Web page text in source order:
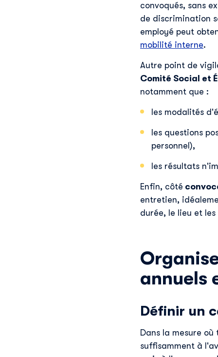
convoqués, sans
de discrimination
employé peut
mobilité interne.
Autre point de
Comité Social et
notamment que :
les modalités
les questions
personnel),
les résultats
Enfin, côté
entretien,
durée, le lieu et
annuels
Définir un
Dans la mesure
suffisamment à